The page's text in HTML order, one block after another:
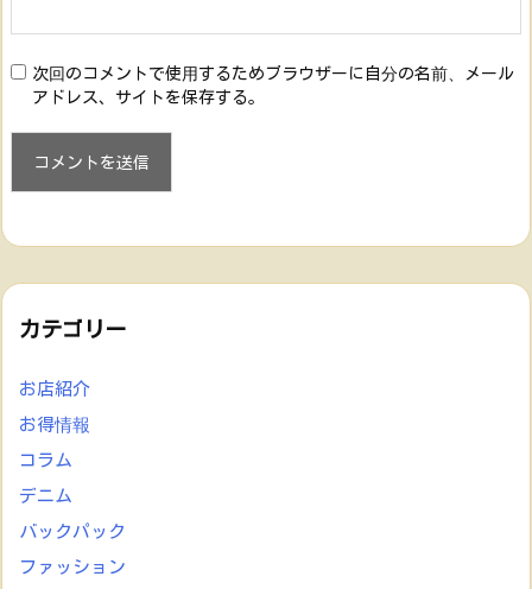
次回のコメントで使用するためブラウザーに自分の名前、メール
アドレス、サイトを保存する。
カテゴリー
お店紹介
お得情報
コラム
デニム
バックパック
ファッション